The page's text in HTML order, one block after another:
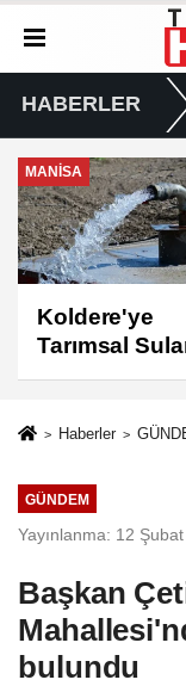
HABERLER
GÜNDEM
Manisa'da
Kınalı Keklik
Doğaya
Haberler
GÜNDEM
Yayınlanma: 12
Başkan
bulundu